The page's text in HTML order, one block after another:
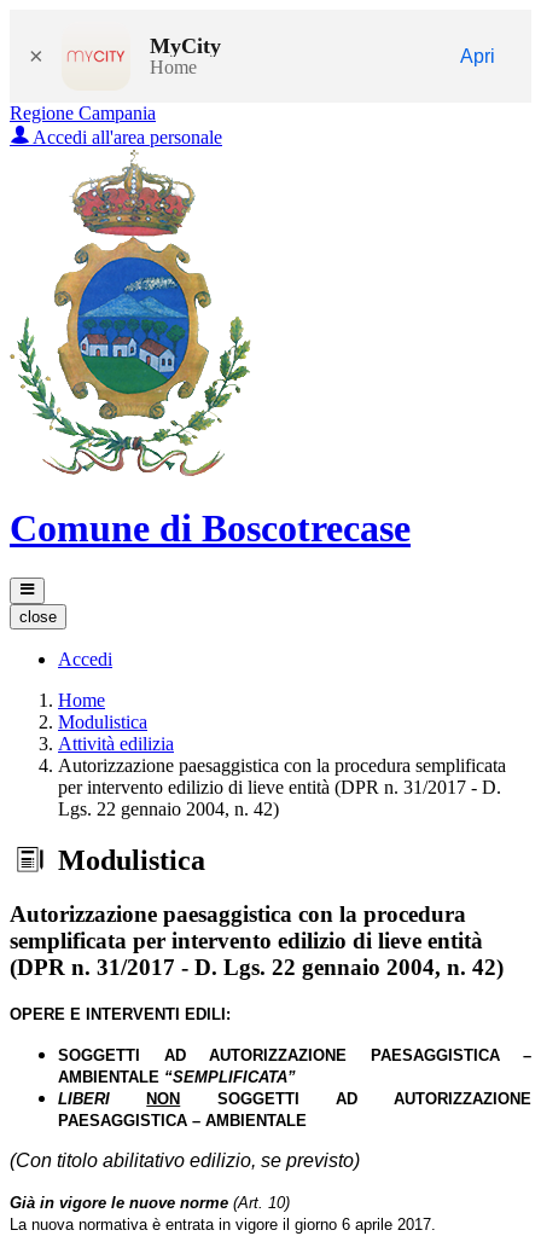
× MyCity
Home
Apri
Regione Campania
Accedi all'area personale
Comune di Boscotrecase
close
Accedi
Home
Modulistica
Attività edilizia
Autorizzazione paesaggistica con la procedura semplificata
per intervento edilizio di lieve entità (DPR n. 31/2017 - D.
Lgs. 22 gennaio 2004, n. 42)
Modulistica
Autorizzazione paesaggistica con la procedura
semplificata per intervento edilizio di lieve entità
(DPR n. 31/2017 - D. Lgs. 22 gennaio 2004, n. 42)
OPERE E INTERVENTI EDILI:
SOGGETTI AD AUTORIZZAZIONE PAESAGGISTICA –
AMBIENTALE “SEMPLIFICATA”
LIBERI
NON
SOGGETTI AD AUTORIZZAZIONE
PAESAGGISTICA – AMBIENTALE
(Con titolo abilitativo edilizio, se previsto)
Già in vigore le nuove norme (Art. 10)
La nuova normativa è entrata in vigore il giorno 6 aprile 2017.